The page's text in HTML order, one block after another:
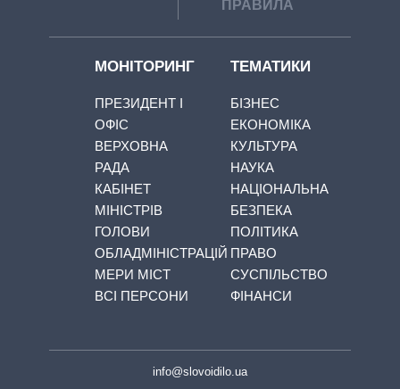
ПРАВИЛА
МОНІТОРИНГ
ПРЕЗИДЕНТ І
ОФІС
ВЕРХОВНА
РАДА
КАБІНЕТ
МІНІСТРІВ
ГОЛОВИ
ОБЛАДМІНІСТРАЦІЙ
МЕРИ МІСТ
ВСІ ПЕРСОНИ
ТЕМАТИКИ
БІЗНЕС
ЕКОНОМІКА
КУЛЬТУРА
НАУКА
НАЦІОНАЛЬНА
БЕЗПЕКА
ПОЛІТИКА
ПРАВО
СУСПІЛЬСТВО
ФІНАНСИ
info@slovoidilo.ua